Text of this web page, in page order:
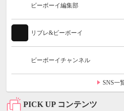
ビーボーイ編集部
リブレ&ビーボーイ
ビーボーイチャンネル
SNS一
PICK UP コンテンツ